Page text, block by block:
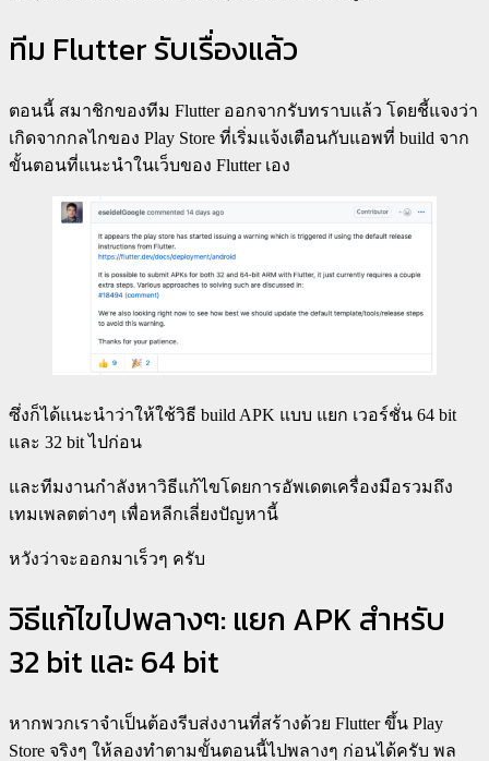
ทีม Flutter รับเรื่องแล้ว
ตอนนี้ สมาชิกของทีม Flutter ออกจากรับทราบแล้ว โดยชี้แจงว่า
เกิดจากกลไกของ Play Store ที่เริ่มแจ้งเตือนกับแอพที่ build จาก
ขั้นตอนที่แนะนำในเว็บของ Flutter เอง
ซึ่งก็ได้แนะนำว่าให้ใช้วิธี build APK แบบ แยก เวอร์ชั่น 64 bit
และ 32 bit ไปก่อน
และทีมงานกำลังหาวิธีแก้ไขโดยการอัพเดตเครื่องมือรวมถึง
เทมเพลตต่างๆ เพื่อหลีกเลี่ยงปัญหานี้
หวังว่าจะออกมาเร็วๆ ครับ
วิธีแก้ไขไปพลางๆ: แยก APK สำหรับ
32 bit และ 64 bit
หากพวกเราจำเป็นต้องรีบส่งงานที่สร้างด้วย Flutter ขึ้น Play
Store จริงๆ ให้ลองทำตามขั้นตอนนี้ไปพลางๆ ก่อนได้ครับ พล